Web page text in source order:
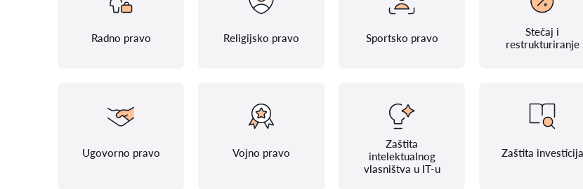
Radno pravo Religijsko pravo Sportsko pravo
Stečaj i
restrukturiranje
Ugovorno pravo Vojno pravo
Zaštita
intelektualnog
vlasništva u IT-u
Zaštita investicija